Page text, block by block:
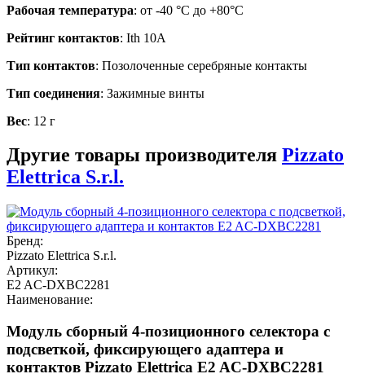
Рабочая температура: от -40 °C до +80°C
Рейтинг контактов: Ith 10A
Тип контактов: Позолоченные серебряные контакты
Тип соединения: Зажимные винты
Вес: 12 г
Другие товары производителя Pizzato
Elettrica S.r.l.
Бренд:
Pizzato Elettrica S.r.l.
Артикул:
E2 AC-DXBC2281
Наименование:
Модуль сборный 4-позиционного селектора с
подсветкой, фиксирующего адаптера и
контактов Pizzato Elettrica E2 AC-DXBC2281